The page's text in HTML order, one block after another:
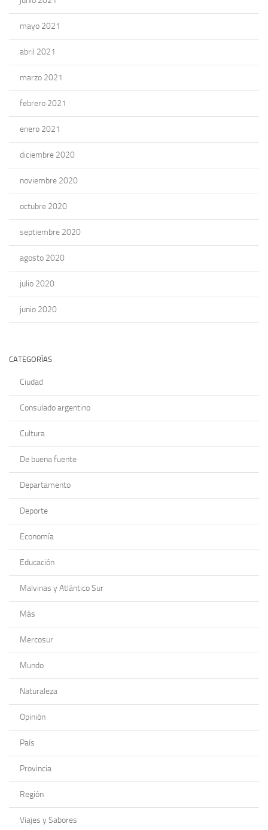
mayo 2021
abril 2021
marzo 2021
febrero 2021
enero 2021
diciembre 2020
noviembre 2020
octubre 2020
septiembre 2020
agosto 2020
julio 2020
junio 2020
CATEGORÍAS
Ciudad
Consulado argentino
Cultura
De buena fuente
Departamento
Deporte
Economía
Educación
Malvinas y Atlántico Sur
Más
Mercosur
Mundo
Naturaleza
Opinión
País
Provincia
Región
Viajes y Sabores